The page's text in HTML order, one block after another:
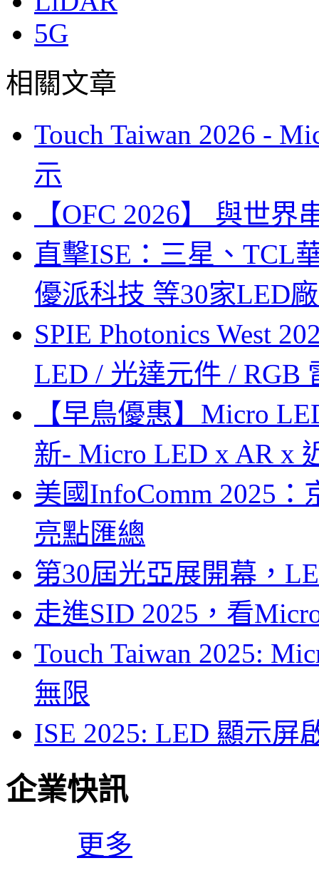
5G
相關文章
Touch Taiwan 2026 -
示
【OFC 2026】 與世界
直擊ISE：三星、TCL
優派科技 等30家LED
SPIE Photonics West
LED / 光達元件 / RGB
【早鳥優惠】Micro
新- Micro LED x AR x
美國InfoComm 2025
亮點匯總
第30屆光亞展開幕，
走進SID 2025，看
Touch Taiwan 2025:
無限
ISE 2025: LED 顯示屏
企業快訊
更多